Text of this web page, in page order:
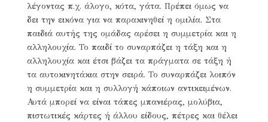
λέγοντας π.χ. άλογο, κότα, γάτα. Πρέπει όμως να
δει την εικόνα για να παρακινηθεί η ομιλία. Στα
παιδιά αυτής της ομάδας αρέσει η συμμετρία και η
αλληλουχία. Το παιδί το συναρπάζει η τάξη και η
αλληλουχία και έτσι βάζει τα πράγματα σε τάξη ή
τα αυτοκινητάκια στην σειρά. Το συναρπάζει λοιπόν
η συμμετρία και η συλλογή κάποιων αντικειμένων.
Αυτά μπορεί να είναι τάπες μπανιέρας, μολύβια,
πιστωτικές κάρτες ή άλλου είδους, πέτρες και θέλει